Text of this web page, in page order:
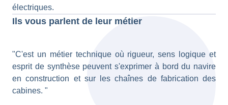
électriques.
Ils vous parlent de leur métier
"C'est un métier technique où rigueur, sens logique et
esprit de synthèse peuvent s'exprimer à bord du navire
en construction et sur les chaînes de fabrication des
cabines. "